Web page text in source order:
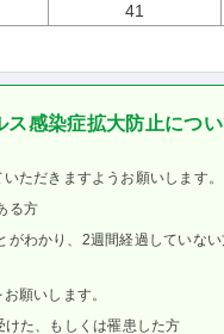
41
ス感染症拡大防止につ
ただきますようお願いします。
る方
がわかり、2週間経過していな
願いします。
た、もしくは罹患した方